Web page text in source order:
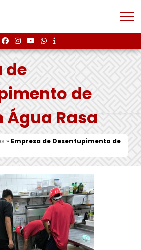
de
de
Água Rasa
» Empresa de Desentupimento de